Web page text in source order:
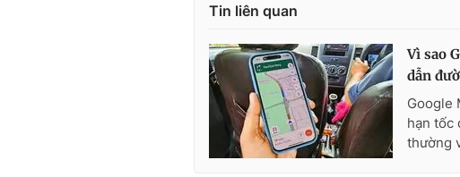
Tin liên quan
Vì sao
dẫn
Google
hạn tốc
thường